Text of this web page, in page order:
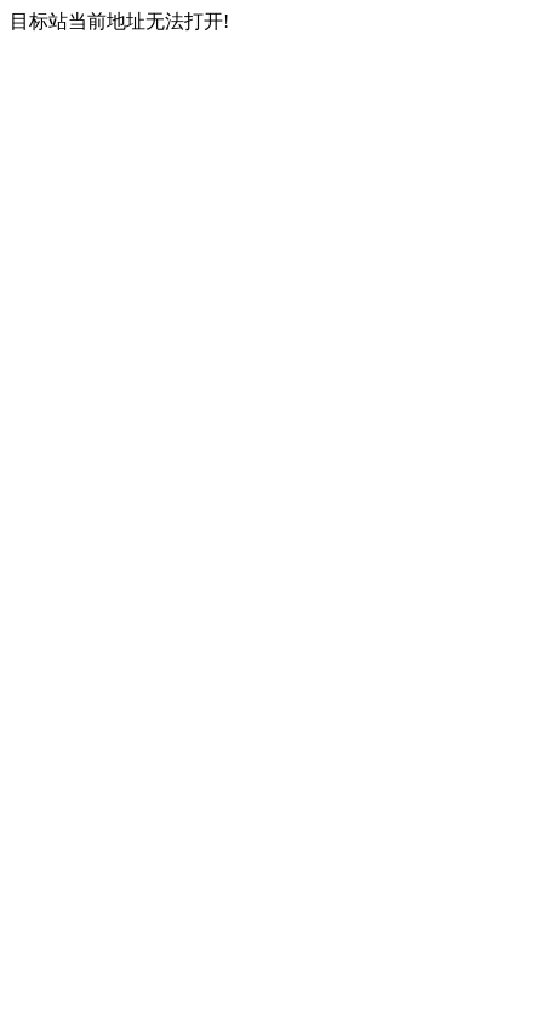
目标站当前地址无法打开!